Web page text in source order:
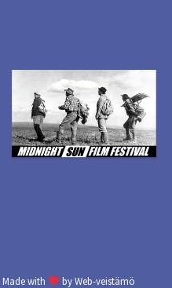
Made with byWeb-veistämö